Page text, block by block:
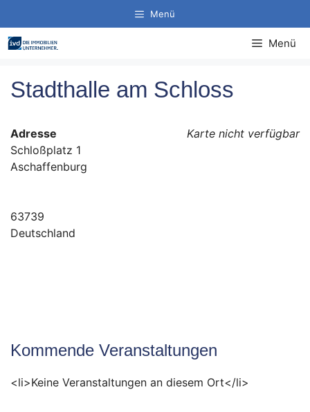
Inhalt
springen
Menü
Menü
Stadthalle am Schloss
Karte nicht verfügbar
Adresse
Schloßplatz 1
Aschaffenburg
63739
Deutschland
Kommende Veranstaltungen
<li>Keine Veranstaltungen an diesem Ort</li>